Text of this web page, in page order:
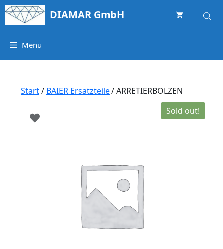
Springe
zum
DIAMAR GmbH
Menu
Start/ BAIER Ersatzteile/ ARRETIERBOLZEN
Sold out!